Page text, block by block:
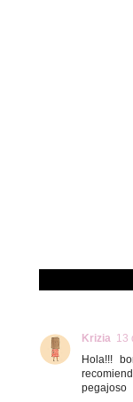
Krizia 13
Hola!!!
pegajoso